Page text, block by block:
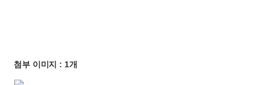
첨부 이미지 : 1개